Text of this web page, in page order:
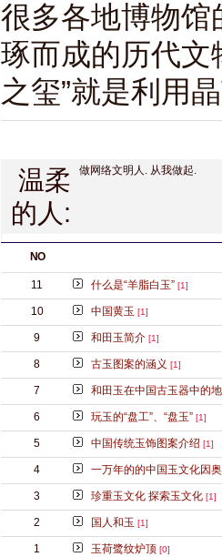
很多各地博物馆
琢而成的历代文
之玺”就是利用
温柔
的人:
做网络文明人. 从我做起.
NO
11 什么是“羊脂白玉” [1]
10 中国黄玉 [1]
9 和田玉简介 [1]
8 古玉图案的涵义 [1]
7 和田玉在中国古玉器中的
6 玩玉的“盘工”、“盘玉” [1]
5 中国传统玉饰图案介绍 [1]
4 一万年的的中国玉文化因
3 珍重玉文化 探索玉文化 [1]
2 国人和玉 [1]
1 玉荷鹭纹炉顶 [0]